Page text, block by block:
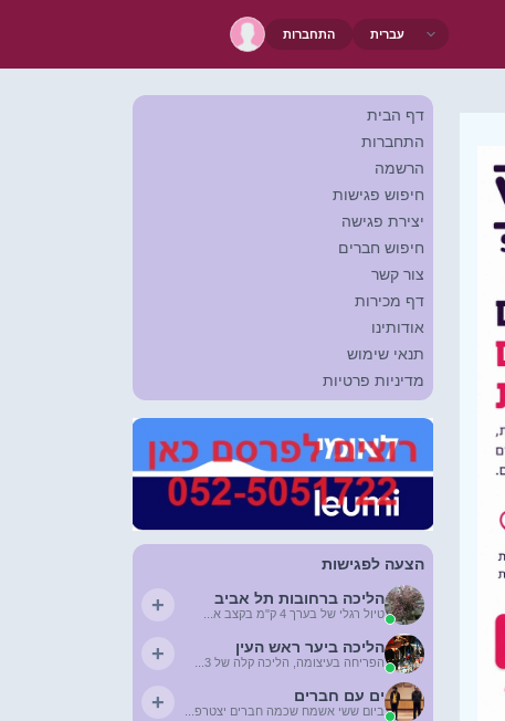
התחברות
דף הבית
התחברות
הרשמה
חיפוש פגישות
יצירת פגישה
חיפוש חברים
צור קשר
דף מכירות
אודותינו
תנאי שימוש
מדיניות פרטיות
הצעה לפגישות
הליכה ברחובות תל אביב
טיול רגלי של בערך 4 ק"מ בקצב א... +
הליכה ביער ראש העין
הפריחה בעיצומה, הליכה קלה של 3... +
ים עם חברים
ביום ששי אשמח שכמה חברים יצטרפ... +